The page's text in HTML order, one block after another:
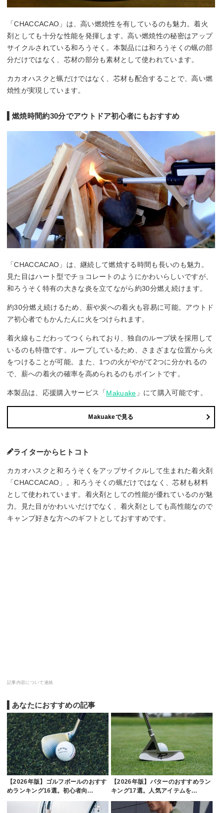
「CHACCACAO」は、高い燃焼性を有しているのも魅力。着火
剤としても十分な性能を発揮します。高い燃焼性の秘密はアップ
サイクルされている和ろうそく。本製品には和ろうそくの蝋の部
分だけではなく、芯材の部分も素材として使われています。
カカオハスクと蝋だけではなく、芯材も配合することで、高い燃
焼性が実現しています。
燃焼時間約30分でアウトドア初心者にもおすすめ
「CHACCACAO」は、継続して燃焼する時間も長いのも魅力。
見た目はハート型でチョコレートのようにかわいらしいですが、
和ろうそく特有の大きな炎を立てながら約30分燃え続けます。
約30分燃え続けるため、薪や炭への着火も容易に可能。アウトド
ア初心者でもかんたんに火をつけられます。
着火線もこだわってつくられており、独自のループ状を採用して
いるのも特徴です。ループしているため、さまざまな位置から火
をつけることが可能。また、1つの火がやがて2つに分かれるの
で、薪への着火の確率を高められるのもポイントです。
本製品は、応援購入サービス「Makuake 」にて購入可能です。
Makuakeで見る
ライターからヒトコト
カカオハスクと和ろうそくをアップサイクルして生まれた着火剤
「CHACCACAO」。和ろうそくの蝋だけではなく、芯材も材料
として使われています。着火剤としての性能が優れているのが魅
力。見た目がかわいいだけでなく、着火剤としても高性能なので
キャンプ好きな方へのギフトとしておすすめです。
記事内容について連絡
あなたにおすすめの記事
【2026年版】ゴルフボールのおすす
めランキング16選。初心者向…
【2026年版】パターのおすすめラン
キング17選。人気アイテムを…